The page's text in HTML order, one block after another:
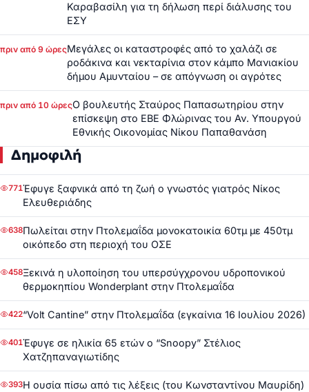
Καραβασίλη για τη δήλωση περί διάλυσης του
ΕΣΥ
πριν από 9 ώρεςΜεγάλες οι καταστροφές από το χαλάζι σε
ροδάκινα και νεκταρίνια στον κάμπο Μανιακίου
δήμου Αμυνταίου – σε απόγνωση οι αγρότες
πριν από 10 ώρεςΟ βουλευτής Σταύρος Παπασωτηρίου στην
επίσκεψη στο ΕΒΕ Φλώρινας του Αν. Υπουργού
Εθνικής Οικονομίας Νίκου Παπαθανάση
Δημοφιλή
771Έφυγε ξαφνικά από τη ζωή ο γνωστός γιατρός Νίκος
Ελευθεριάδης
638Πωλείται στην Πτολεμαΐδα μονοκατοικία 60τμ με 450τμ
οικόπεδο στη περιοχή του ΟΣΕ
458Ξεκινά η υλοποίηση του υπερσύγχρονου υδροπονικού
θερμοκηπίου Wonderplant στην Πτολεμαΐδα
422“Volt Cantine” στην Πτολεμαΐδα (εγκαίνια 16 Ιουλίου 2026)
401Έφυγε σε ηλικία 65 ετών ο “Snoopy” Στέλιος
Χατζηπαναγιωτίδης
393Η ουσία πίσω από τις λέξεις (του Κωνσταντίνου Μαυρίδη)